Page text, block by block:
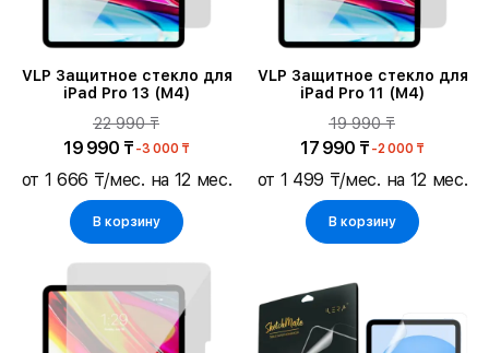
VLP Защитное стекло для
iPad Pro 13 (M4)
22 990 ₸
19 990 ₸ -3 000 ₸
от 1 666 ₸/мес. на 12 мес.
В корзину
VLP Защитное стекло для
iPad Pro 11 (M4)
19 990 ₸
17 990 ₸ -2 000 ₸
от 1 499 ₸/мес. на 12 мес.
В корзину